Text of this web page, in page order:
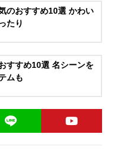
のおすすめ10選 かわい
たり
すすめ10選 名シーンを
ムも